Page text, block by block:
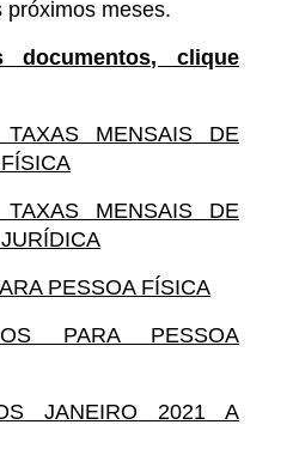
próximos meses.
documentos, clique
MENSAIS DE
MENSAIS DE
PESSOA FÍSICA
PARA PESSOA
JANEIRO 2021 A